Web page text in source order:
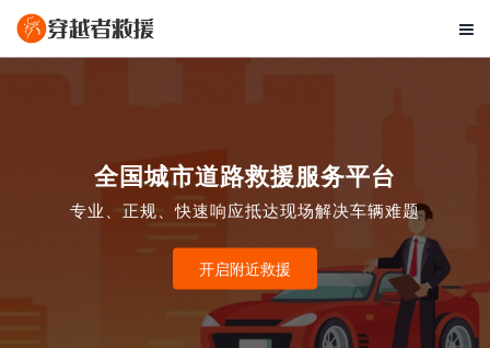

全国城市道路救援服务平台
专业、正规、快速响应抵达现场解决车辆难题
开启附近救援